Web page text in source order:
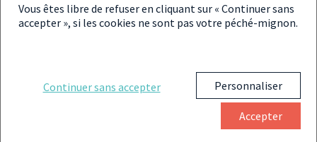
Industrie verte : le PER et l’assurance-
Vous êtes libre de refuser en cliquant sur « Continuer sans
accepter », si les cookies ne sont pas votre péché-mignon.
Continuer sans accepter Personnaliser
Accepter